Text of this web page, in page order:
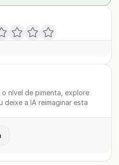
nível de pimenta, explore
deixe a IA reimaginar esta